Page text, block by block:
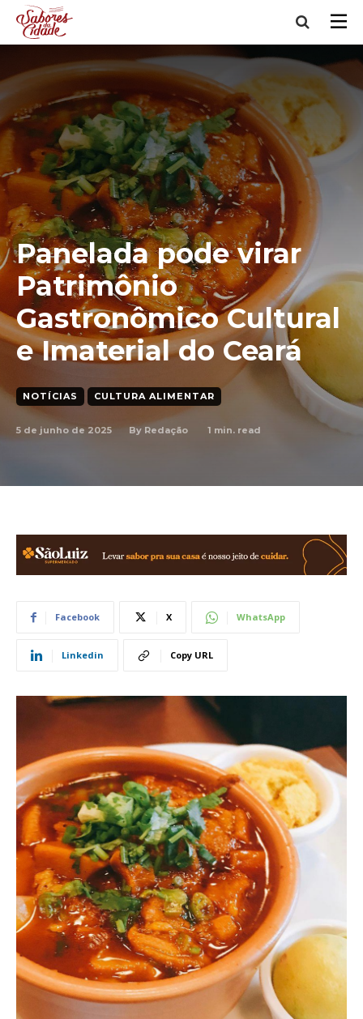
Panelada pode virar
Patrimônio
Gastronômico Cultural
e Imaterial do Ceará
NOTÍCIAS CULTURA ALIMENTAR
5 de junho de 2025 By Redação 1 min. read
Facebook X WhatsApp
Linkedin Copy URL